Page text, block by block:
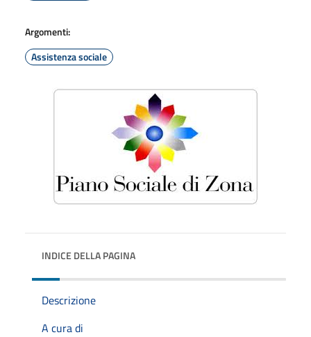
Argomenti:
Assistenza sociale
INDICE DELLA PAGINA
Descrizione
A cura di